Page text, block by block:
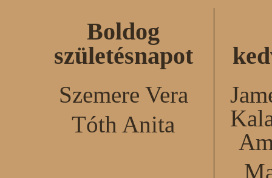
Boldog
születésnapot
Szemere Vera
Tóth Anita